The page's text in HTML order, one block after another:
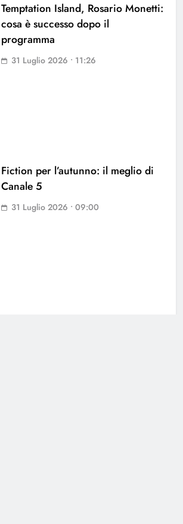
Temptation Island, Rosario Monetti:
cosa è successo dopo il
programma
31 Luglio 2026 • 11:26
Fiction per l’autunno: il meglio di
Canale 5
31 Luglio 2026 • 09:00